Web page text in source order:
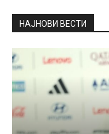
НAЈНОВИ ВЕСТИ